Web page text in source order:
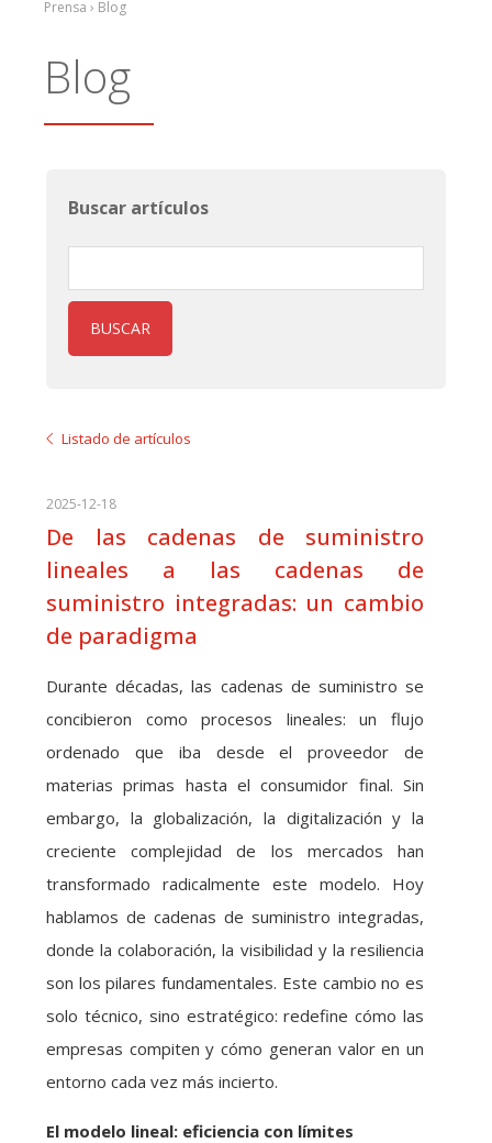
Prensa › Blog
Blog
Listado de artículos
2025-12-18
De las cadenas de suministro
lineales a las cadenas de
suministro integradas: un cambio
de paradigma
Durante décadas, las cadenas de suministro se
concibieron como procesos lineales: un flujo
ordenado que iba desde el proveedor de
materias primas hasta el consumidor final. Sin
embargo, la globalización, la digitalización y la
creciente complejidad de los mercados han
transformado radicalmente este modelo. Hoy
hablamos de cadenas de suministro integradas,
donde la colaboración, la visibilidad y la resiliencia
son los pilares fundamentales. Este cambio no es
solo técnico, sino estratégico: redefine cómo las
empresas compiten y cómo generan valor en un
entorno cada vez más incierto.
El modelo lineal: eficiencia con límites
Buscar artículos
BUSCAR